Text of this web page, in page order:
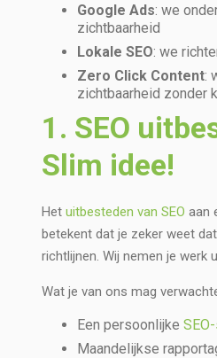
Google Ads: we
zichtbaarheid
Lokale SEO: we
Zero Click Content:
zichtbaarheid zonder
1. SEO
Slim idee!
Het uitbesteden van SEO aan
betekent dat je zeker weet
richtlijnen. Wij nemen je werk
Wat je van ons mag
Een persoonlijke
Maandelijkse